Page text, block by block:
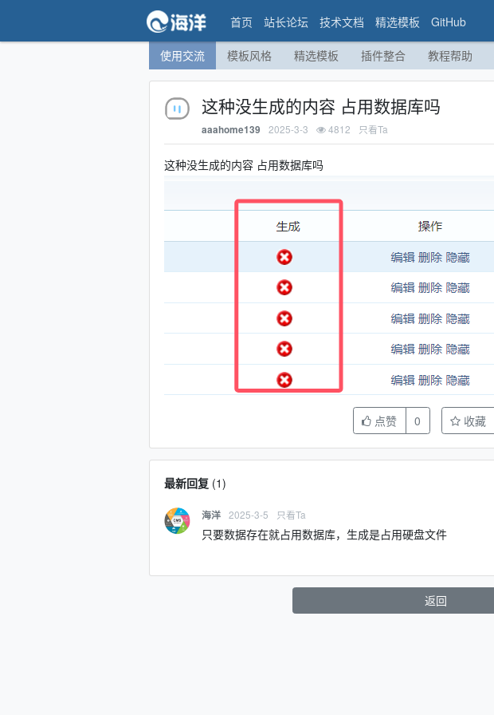
首页 站长论坛 技术文档 精选模板 GitHub
使用交流 模板风格 精选模板 插件整合 教程帮助
这种没生成的内容 占用数据库吗
aaahome139 2025-3-3 4812 只看Ta
这种没生成的内容 占用数据库吗
点赞 0 收藏
最新回复(1)
海洋 2025-3-5 只看Ta
只要数据存在就占用数据库，生成是占用硬盘文件
返回